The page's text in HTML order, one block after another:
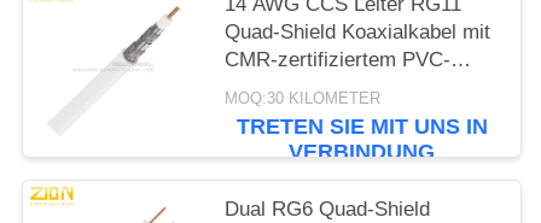
Quad-Shield Koaxialkabel mit
CMR-zertifiziertem PVC-
Mantel für CATV
MOQ:30 KILOMETER
TRETEN SIE MIT UNS IN
VERBINDUNG
Dual RG6 Quad-Shield